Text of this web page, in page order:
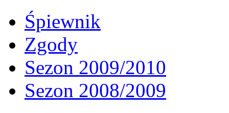
Śpiewnik
Zgody
Sezon 2009/2010
Sezon 2008/2009